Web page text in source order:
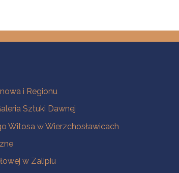
i Regionu
Sztuki Dawnej
Witosa w Wierzchosławicach
w Zalipiu